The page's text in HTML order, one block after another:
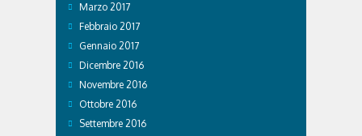
Marzo 2017
Febbraio 2017
Gennaio 2017
Dicembre 2016
Novembre 2016
Ottobre 2016
Settembre 2016